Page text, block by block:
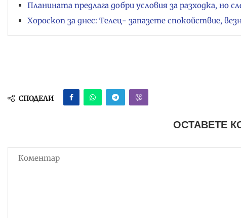
Планината предлага добри условия за разходка, но
Хороскоп за днес: Телец- запазете спокойствие,
СПОДЕЛИ
ОСТАВЕТЕ